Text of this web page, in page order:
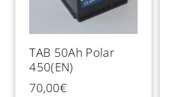
TAB 50Ah Polar
450(EN)
70,00€